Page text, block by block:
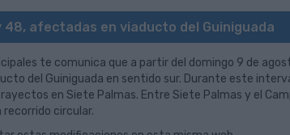
48, afectadas en viaducto del Guiniguada
te comunica que a partir del domingo 9 de
del Guiniguada en sentido sur. Durante este
en Siete Palmas. Entre Siete Palmas y el
recorrido circular.